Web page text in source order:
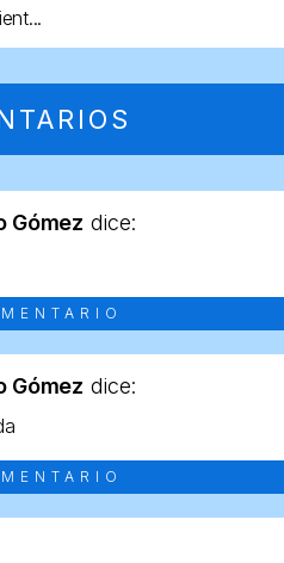
Gómez dice:
Gómez dice: